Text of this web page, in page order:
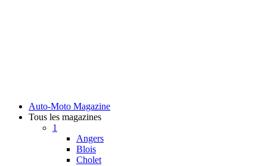
Auto-Moto Magazine
Tous les magazines
1
Angers
Blois
Cholet